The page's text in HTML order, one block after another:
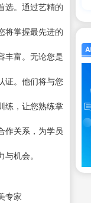
选。通过艺精的
将掌握最先进的
丰富。无论您是
证。他们将与您
练，让您熟练掌
作关系，为学员
机会。
专家